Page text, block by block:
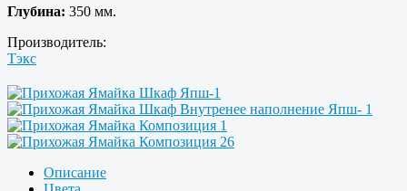
Глубина: 350 мм.
Производитель:
Тэкс
Описание